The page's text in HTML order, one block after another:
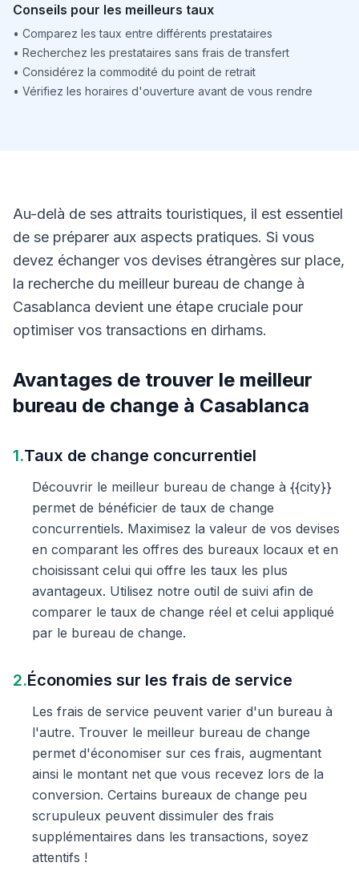
Conseils pour les meilleurs taux
• Comparez les taux entre différents prestataires
• Recherchez les prestataires sans frais de transfert
• Considérez la commodité du point de retrait
• Vérifiez les horaires d'ouverture avant de vous rendre
Au-delà de ses attraits touristiques, il est essentiel
de se préparer aux aspects pratiques. Si vous
devez échanger vos devises étrangères sur place,
la recherche du meilleur bureau de change à
Casablanca devient une étape cruciale pour
optimiser vos transactions en dirhams.
Avantages de trouver le meilleur
bureau de change à Casablanca
1.Taux de change concurrentiel
Découvrir le meilleur bureau de change à {{city}}
permet de bénéficier de taux de change
concurrentiels. Maximisez la valeur de vos devises
en comparant les offres des bureaux locaux et en
choisissant celui qui offre les taux les plus
avantageux. Utilisez notre outil de suivi afin de
comparer le taux de change réel et celui appliqué
par le bureau de change.
2.Économies sur les frais de service
Les frais de service peuvent varier d'un bureau à
l'autre. Trouver le meilleur bureau de change
permet d'économiser sur ces frais, augmentant
ainsi le montant net que vous recevez lors de la
conversion. Certains bureaux de change peu
scrupuleux peuvent dissimuler des frais
supplémentaires dans les transactions, soyez
attentifs !